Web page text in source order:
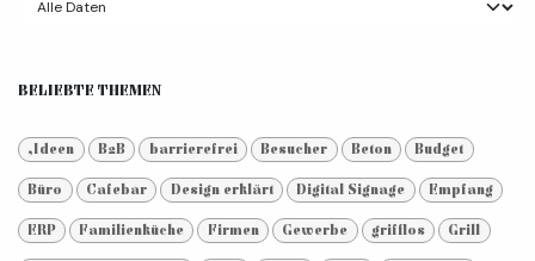
BELIEBTE THEMEN
,Ideen B2B barrierefrei Besucher Beton Budget
Büro Cafebar Design erklärt Digital Signage Empfang
ERP Familienküche Firmen Gewerbe grifflos Grill